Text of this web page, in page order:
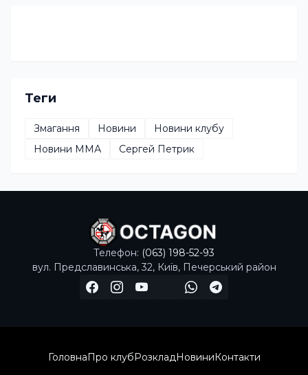
Теги
Змагання Новини
Новини клубу
Новини ММА
Сергей Петрик
Телефон: (063) 198-52-93
вул. Предславинська, 32, Київ, Печерський район
ГоловнаПро клубРозкладНовиниКонтакти